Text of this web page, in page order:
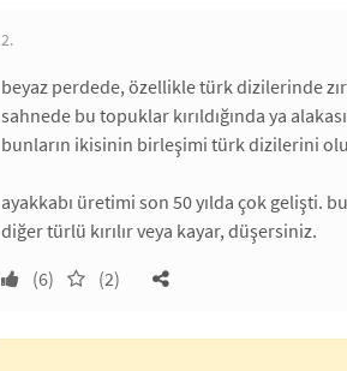
2.
beyaz perdede, özellikle türk dizilerinde
sahnede bu topuklar kırıldığında ya
bunların ikisinin birleşimi türk dizilerini
ayakkabı üretimi son 50 yılda çok gelişti.
diğer türlü kırılır veya kayar, düşersiniz.
(6)
(2)